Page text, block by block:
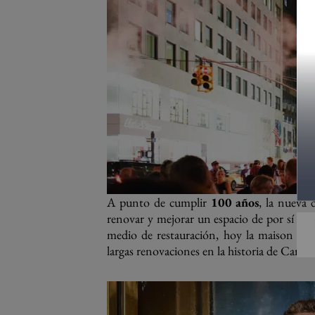
A punto de cumplir 100 años, la nueva
renovar y mejorar un espacio de por sí
medio de restauración, hoy la maison
largas renovaciones en la historia de